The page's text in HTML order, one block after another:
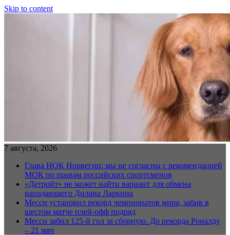
Skip to content
7 августа, 2026
Глава НОК Норвегии: мы не согласны с рекомендацией
МОК по правам российских спортсменов
«Детройт» не может найти вариант для обмена
нападающего Дилана Ларкина
Месси установил рекорд чемпионатов мира, забив в
шестом матче плей‑офф подряд
Месси забил 125-й гол за сборную. До рекорда Роналду
– 21 мяч